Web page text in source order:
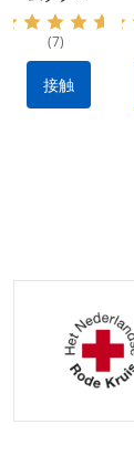
ィカルキ
ット: 防
水ナイロ
ン素材、
ポータブ
エストの
(7)
接触